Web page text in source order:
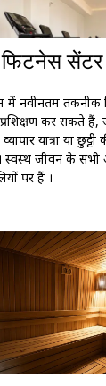
सेंटर
में नवीनतम तकनीक
कर सकते हैं,
यात्रा या
जीवन के सभी
पर हैं ।